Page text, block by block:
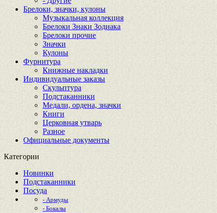
Брелоки, значки, кулоны
Музыкальная коллекция
Брелоки Знаки Зодиака
Брелоки прочие
Значки
Кулоны
Фурнитура
Книжные накладки
Индивидуальные заказы
Скульптура
Подстаканники
Медали, ордена, значки
Книги
Церковная утварь
Разное
Официальные документы
Категории
Новинки
Подстаканники
Посуда
- Армуды
- Бокалы